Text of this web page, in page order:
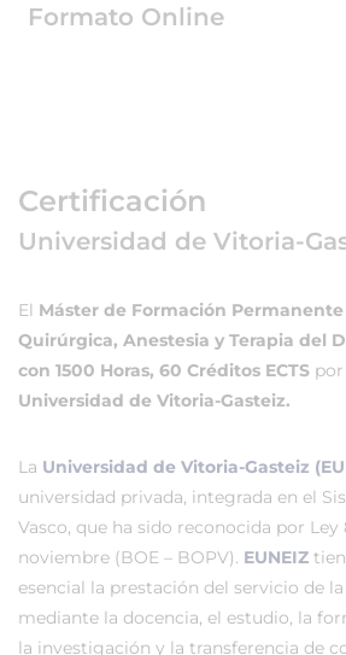
Formato Online
Certificación
Universidad de Vitoria-
El Máster de Formación
Quirúrgica, Anestesia y Terapia del
con 1500 Horas, 60 Créditos ECTS
Universidad de Vitoria-Gasteiz.
La Universidad de Vitoria-Gasteiz
universidad privada, integrada en el
Vasco, que ha sido reconocida por Ley
noviembre (BOE – BOPV). EUNEIZ
esencial la prestación del servicio de
mediante la docencia, el estudio, la
la investigación y la transferencia de